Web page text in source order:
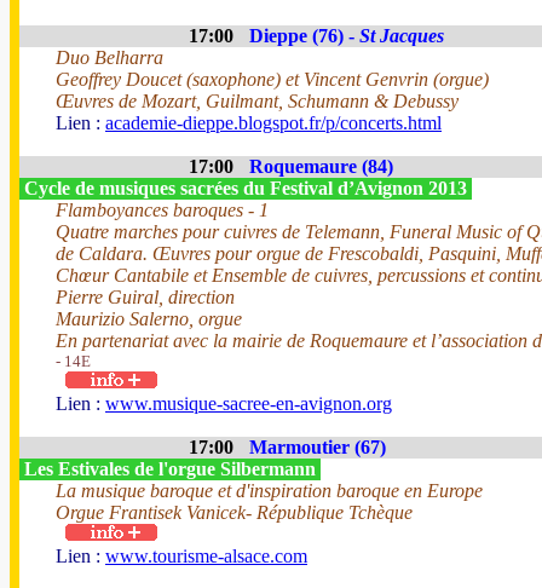
17:00 Dieppe (76) - St Jacques
Duo Belharra
Geoffrey Doucet (saxophone) et Vincent Genvrin (orgue)
Œuvres de Mozart, Guilmant, Schumann & Debussy
Lien : academie-dieppe.blogspot.fr/p/concerts.html
17:00
Roquemaure (84)
Cycle de musiques sacrées du Festival d’Avignon 2013
Flamboyances baroques - 1
Quatre marches pour cuivres de Telemann, Funeral Music of
de Caldara. Œuvres pour orgue de Frescobaldi, Pasquini,
Chœur Cantabile et Ensemble de cuivres, percussions et
Pierre Guiral, direction
Maurizio Salerno, orgue
En partenariat avec la mairie de Roquemaure et l’association
- 14E
Lien : www.musique-sacree-en-avignon.org
17:00
Marmoutier (67)
Les Estivales de l'orgue Silbermann
La musique baroque et d'inspiration baroque en Europe
Orgue Frantisek Vanicek- République Tchèque
Lien : www.tourisme-alsace.com